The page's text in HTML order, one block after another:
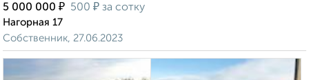
5 000 000 ₽ 500 ₽ за сотку
Нагорная 17
Собственник, 27.06.2023